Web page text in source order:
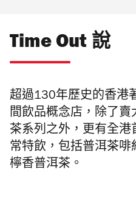
Time Out 說
超過130年歷史的香港
間飲品概念店 ，除了
茶系列之外，更有全港
常特飲，包括普洱茶啡
檸香普洱茶 。